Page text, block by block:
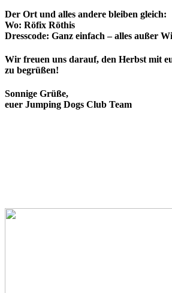
Der Ort und alles andere bleiben gleich:
Wo: Röfix Röthis
Dresscode: Ganz einfach – alles außer
Wir freuen uns darauf, den Herbst mit
zu begrüßen!
Sonnige Grüße,
euer Jumping Dogs Club Team